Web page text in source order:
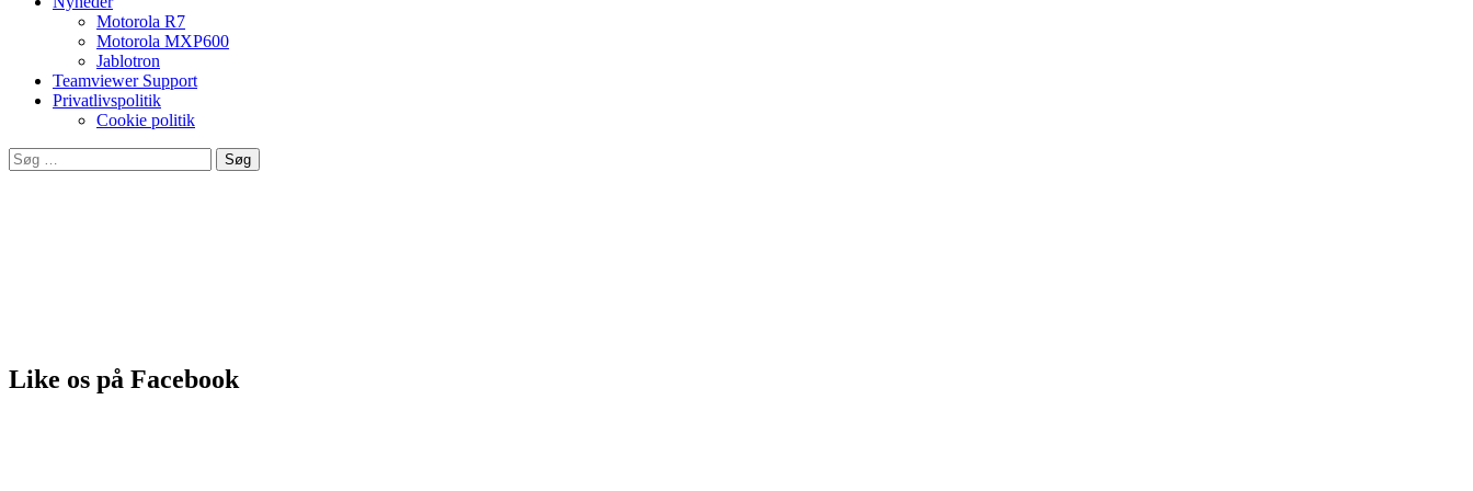
Motorola R7
Motorola MXP600
Jablotron
Teamviewer Support
Privatlivspolitik
Cookie politik
Søg
efter:
Like os på Facebook